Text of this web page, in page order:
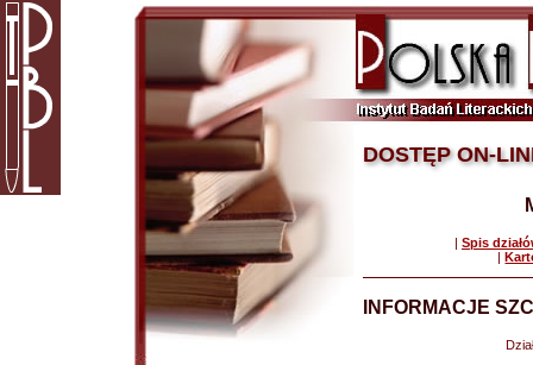
DOSTĘP ON-
| Spis
|
INFORMACJE